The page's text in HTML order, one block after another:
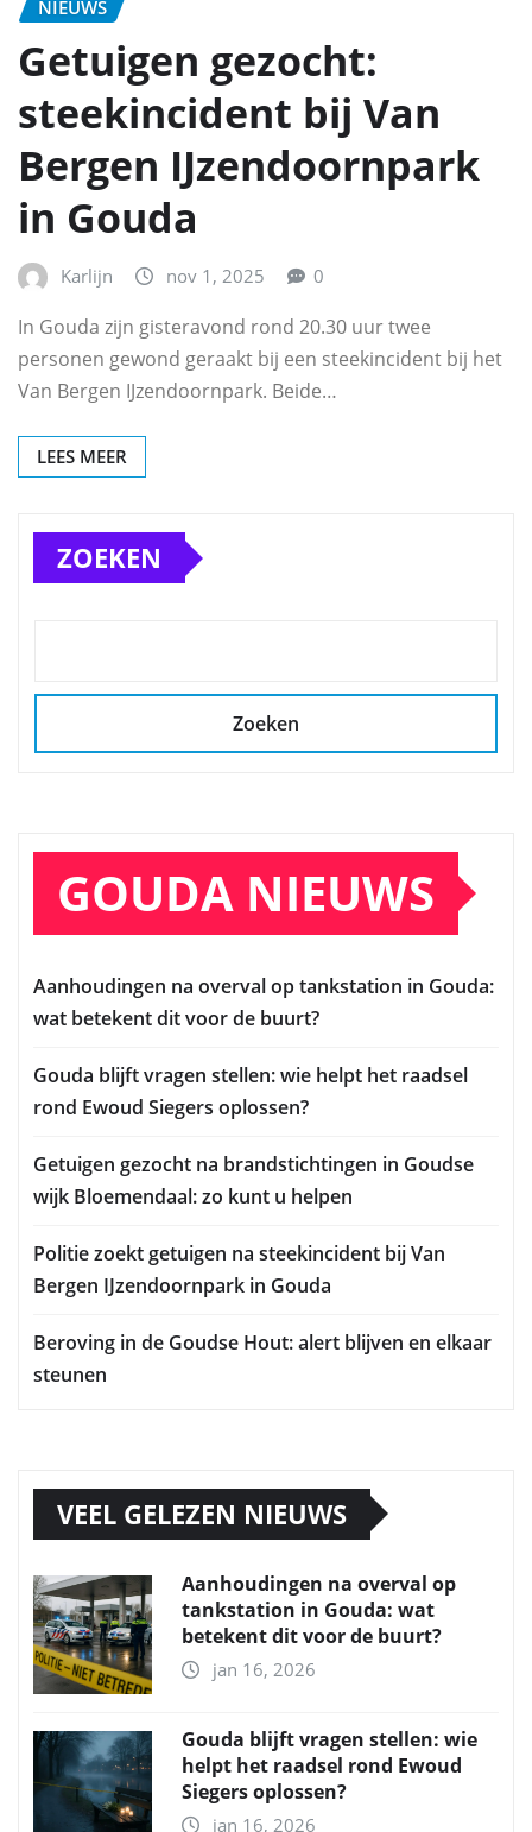
NIEUWS
Getuigen gezocht:
steekincident bij Van
Bergen IJzendoornpark
in Gouda
Karlijn nov 1, 2025 0
In Gouda zijn gisteravond rond 20.30 uur twee
personen gewond geraakt bij een steekincident bij het
Van Bergen IJzendoornpark. Beide…
LEES MEER
ZOEKEN
Zoeken
GOUDA NIEUWS
Aanhoudingen na overval op tankstation in Gouda:
wat betekent dit voor de buurt?
Gouda blijft vragen stellen: wie helpt het raadsel
rond Ewoud Siegers oplossen?
Getuigen gezocht na brandstichtingen in Goudse
wijk Bloemendaal: zo kunt u helpen
Politie zoekt getuigen na steekincident bij Van
Bergen IJzendoornpark in Gouda
Beroving in de Goudse Hout: alert blijven en elkaar
steunen
VEEL GELEZEN NIEUWS
Aanhoudingen na overval op
tankstation in Gouda: wat
betekent dit voor de buurt?
jan 16, 2026
Gouda blijft vragen stellen: wie
helpt het raadsel rond Ewoud
Siegers oplossen?
jan 16, 2026